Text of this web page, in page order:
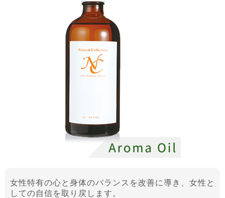
女性特有の心と身体のバランスを改善に導き、女性と
しての自信を取り戻します。